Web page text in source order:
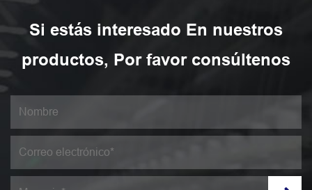
Si estás interesado En nuestros
productos, Por favor consúltenos